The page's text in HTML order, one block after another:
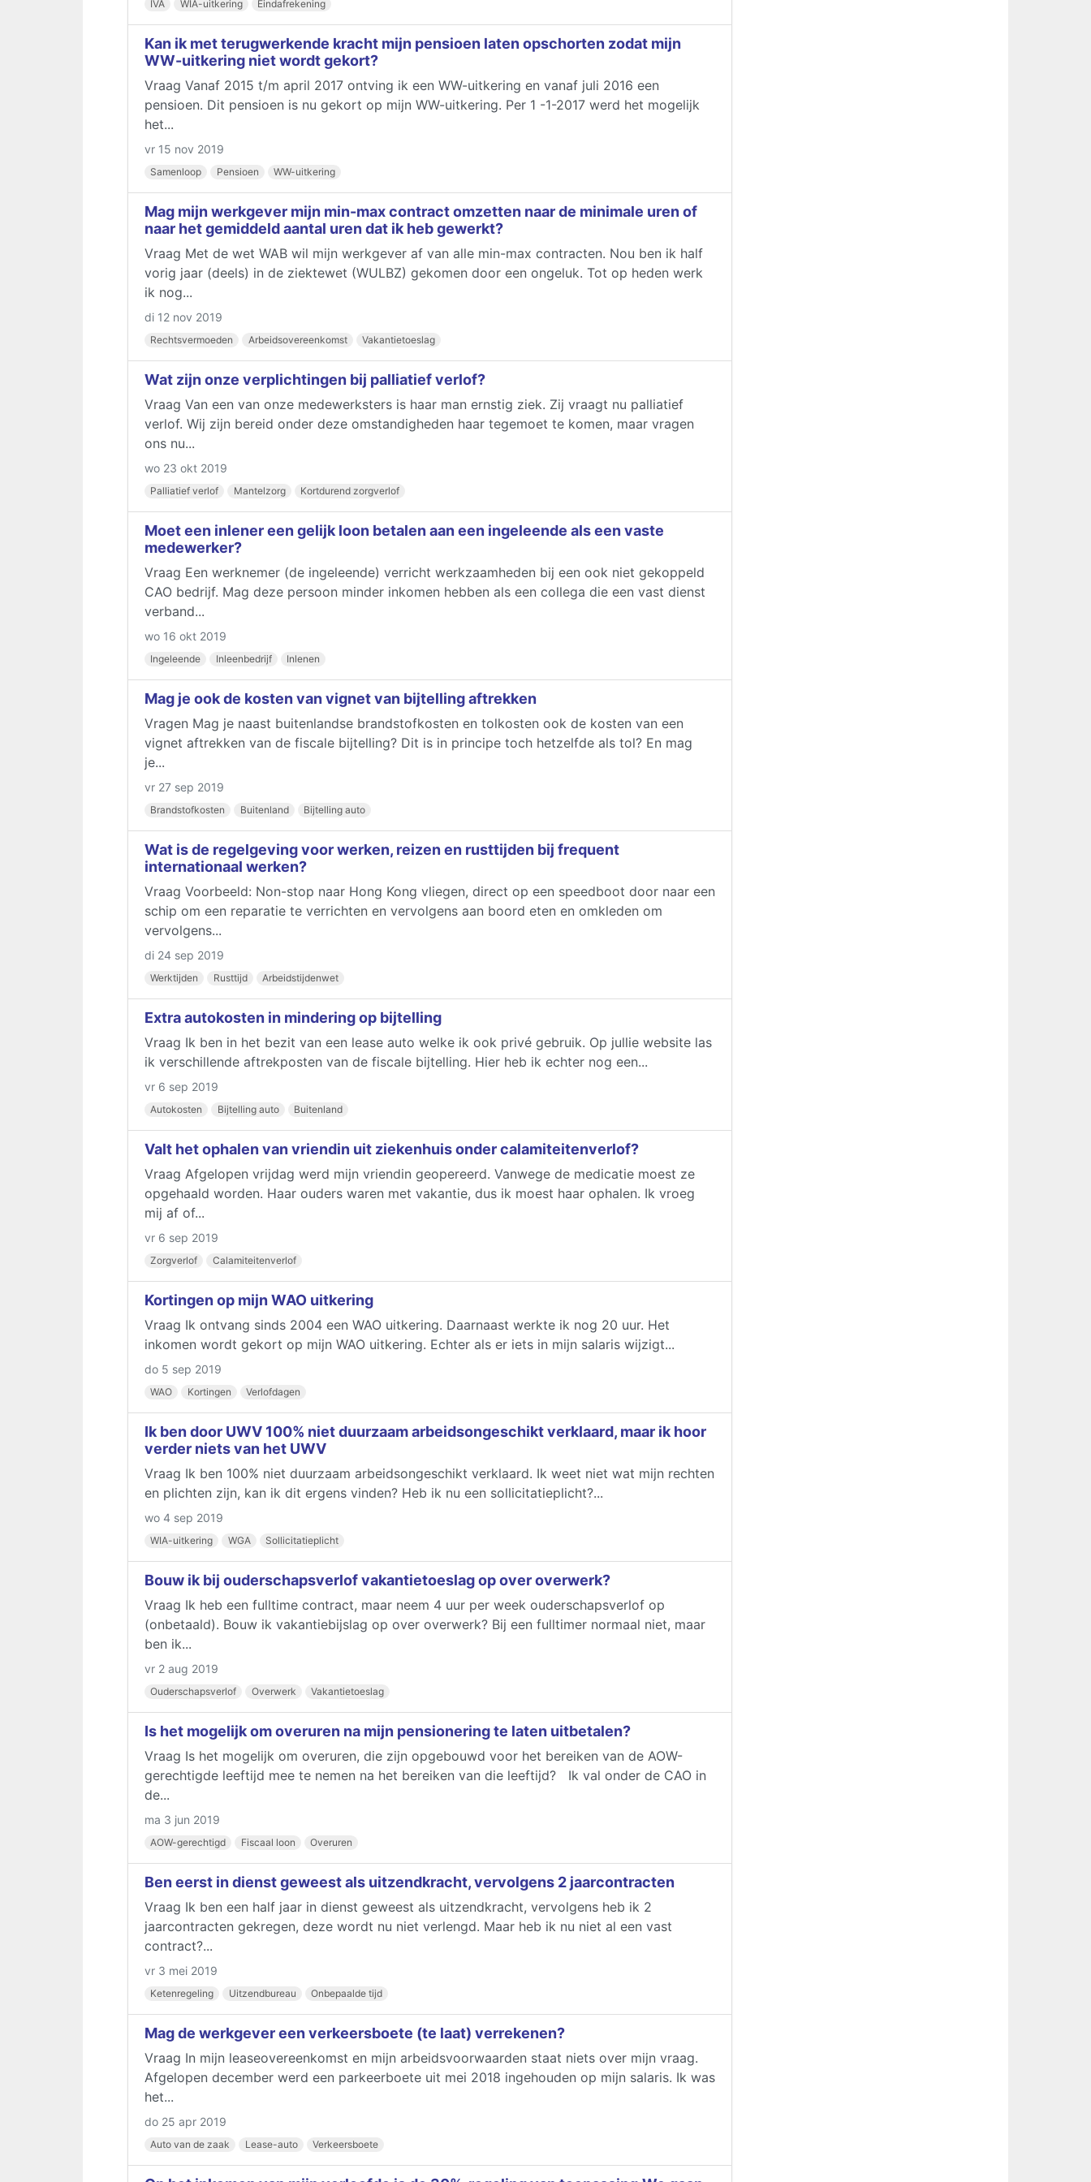
IVA WIA-uitkering Eindafrekening
Kan ik met terugwerkende kracht mijn pensioen laten opschorten zodat mijn
WW-uitkering niet wordt gekort?
Vraag Vanaf 2015 t/m april 2017 ontving ik een WW-uitkering en vanaf juli 2016 een
pensioen. Dit pensioen is nu gekort op mijn WW-uitkering. Per 1 -1-2017 werd het mogelijk
het...
vr 15 nov 2019
Samenloop Pensioen WW-uitkering
Mag mijn werkgever mijn min-max contract omzetten naar de minimale uren of
naar het gemiddeld aantal uren dat ik heb gewerkt?
Vraag Met de wet WAB wil mijn werkgever af van alle min-max contracten. Nou ben ik half
vorig jaar (deels) in de ziektewet (WULBZ) gekomen door een ongeluk. Tot op heden werk
ik nog...
di 12 nov 2019
Rechtsvermoeden Arbeidsovereenkomst Vakantietoeslag
Wat zijn onze verplichtingen bij palliatief verlof?
Vraag Van een van onze medewerksters is haar man ernstig ziek. Zij vraagt nu palliatief
verlof. Wij zijn bereid onder deze omstandigheden haar tegemoet te komen, maar vragen
ons nu...
wo 23 okt 2019
Palliatief verlof Mantelzorg Kortdurend zorgverlof
Moet een inlener een gelijk loon betalen aan een ingeleende als een vaste
medewerker?
Vraag Een werknemer (de ingeleende) verricht werkzaamheden bij een ook niet gekoppeld
CAO bedrijf. Mag deze persoon minder inkomen hebben als een collega die een vast dienst
verband...
wo 16 okt 2019
Ingeleende Inleenbedrijf Inlenen
Mag je ook de kosten van vignet van bijtelling aftrekken
Vragen Mag je naast buitenlandse brandstofkosten en tolkosten ook de kosten van een
vignet aftrekken van de fiscale bijtelling? Dit is in principe toch hetzelfde als tol? En mag
je...
vr 27 sep 2019
Brandstofkosten Buitenland Bijtelling auto
Wat is de regelgeving voor werken, reizen en rusttijden bij frequent
internationaal werken?
Vraag Voorbeeld: Non-stop naar Hong Kong vliegen, direct op een speedboot door naar een
schip om een reparatie te verrichten en vervolgens aan boord eten en omkleden om
vervolgens...
di 24 sep 2019
Werktijden Rusttijd Arbeidstijdenwet
Extra autokosten in mindering op bijtelling
Vraag Ik ben in het bezit van een lease auto welke ik ook privé gebruik. Op jullie website las
ik verschillende aftrekposten van de fiscale bijtelling. Hier heb ik echter nog een...
vr 6 sep 2019
Autokosten Bijtelling auto Buitenland
Valt het ophalen van vriendin uit ziekenhuis onder calamiteitenverlof?
Vraag Afgelopen vrijdag werd mijn vriendin geopereerd. Vanwege de medicatie moest ze
opgehaald worden. Haar ouders waren met vakantie, dus ik moest haar ophalen. Ik vroeg
mij af of...
vr 6 sep 2019
Zorgverlof Calamiteitenverlof
Kortingen op mijn WAO uitkering
Vraag Ik ontvang sinds 2004 een WAO uitkering. Daarnaast werkte ik nog 20 uur. Het
inkomen wordt gekort op mijn WAO uitkering. Echter als er iets in mijn salaris wijzigt...
do 5 sep 2019
WAO Kortingen Verlofdagen
Ik ben door UWV 100% niet duurzaam arbeidsongeschikt verklaard, maar ik hoor
verder niets van het UWV
Vraag Ik ben 100% niet duurzaam arbeidsongeschikt verklaard. Ik weet niet wat mijn rechten
en plichten zijn, kan ik dit ergens vinden? Heb ik nu een sollicitatieplicht?...
wo 4 sep 2019
WIA-uitkering WGA Sollicitatieplicht
Bouw ik bij ouderschapsverlof vakantietoeslag op over overwerk?
Vraag Ik heb een fulltime contract, maar neem 4 uur per week ouderschapsverlof op
(onbetaald). Bouw ik vakantiebijslag op over overwerk? Bij een fulltimer normaal niet, maar
ben ik...
vr 2 aug 2019
Ouderschapsverlof Overwerk Vakantietoeslag
Is het mogelijk om overuren na mijn pensionering te laten uitbetalen?
Vraag Is het mogelijk om overuren, die zijn opgebouwd voor het bereiken van de AOW-
gerechtigde leeftijd mee te nemen na het bereiken van die leeftijd? Ik val onder de CAO in
de...
ma 3 jun 2019
AOW-gerechtigd Fiscaal loon Overuren
Ben eerst in dienst geweest als uitzendkracht, vervolgens 2 jaarcontracten
Vraag Ik ben een half jaar in dienst geweest als uitzendkracht, vervolgens heb ik 2
jaarcontracten gekregen, deze wordt nu niet verlengd. Maar heb ik nu niet al een vast
contract?...
vr 3 mei 2019
Ketenregeling Uitzendbureau Onbepaalde tijd
Mag de werkgever een verkeersboete (te laat) verrekenen?
Vraag In mijn leaseovereenkomst en mijn arbeidsvoorwaarden staat niets over mijn vraag.
Afgelopen december werd een parkeerboete uit mei 2018 ingehouden op mijn salaris. Ik was
het...
do 25 apr 2019
Auto van de zaak Lease-auto Verkeersboete